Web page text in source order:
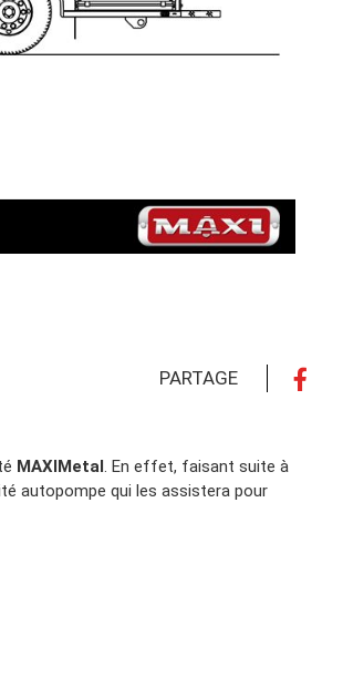
PARTAGE
MAXIMetal . En effet, faisant suite à
autopompe qui les assistera pour